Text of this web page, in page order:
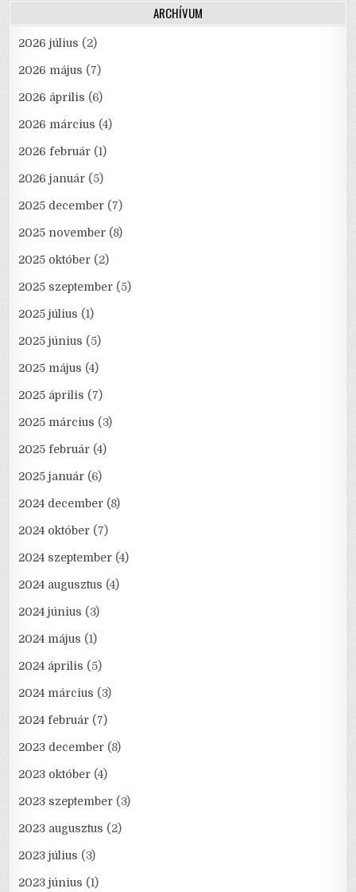
ARCHÍVUM
2026 július (2)
2026 május (7)
2026 április (6)
2026 március (4)
2026 február (1)
2026 január (5)
2025 december (7)
2025 november (8)
2025 október (2)
2025 szeptember (5)
2025 július (1)
2025 június (5)
2025 május (4)
2025 április (7)
2025 március (3)
2025 február (4)
2025 január (6)
2024 december (8)
2024 október (7)
2024 szeptember (4)
2024 augusztus (4)
2024 június (3)
2024 május (1)
2024 április (5)
2024 március (3)
2024 február (7)
2023 december (8)
2023 október (4)
2023 szeptember (3)
2023 augusztus (2)
2023 július (3)
2023 június (1)